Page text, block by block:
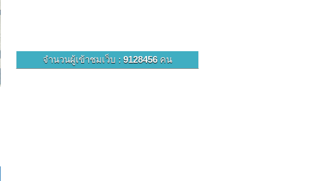
จำนวนผู้เข้าชมเว็บ : 9128456 คน